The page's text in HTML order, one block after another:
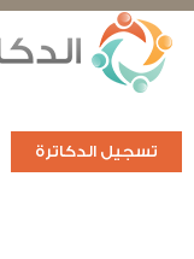
تسجيل الدكاترة